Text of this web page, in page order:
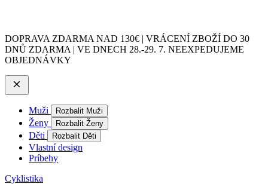
DOPRAVA ZDARMA NAD 130€ | VRÁCENÍ ZBOŽÍ DO 30
DNŮ ZDARMA | VE DNECH 28.-29. 7. NEEXPEDUJEME
OBJEDNÁVKY
Muži Rozbalit Muži
Ženy Rozbalit Ženy
Děti Rozbalit Děti
Vlastní design
Príbehy
Cyklistika